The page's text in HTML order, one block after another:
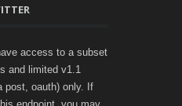
access to a subset
and limited v1.1
post, oauth) only. If